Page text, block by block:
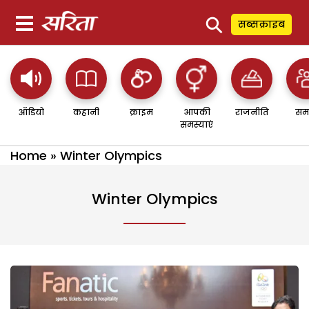
⚲ सब्सक्राइब
ऑडियो कहानी क्राइम
आपकी
समस्याएं
राजनीति
Home » Winter Olympics
Winter Olympics